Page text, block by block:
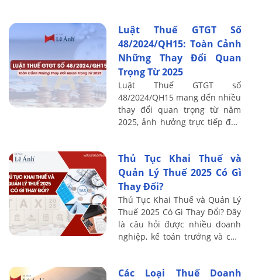
tục cập nhật. Qua ...
Luật Thuế GTGT Số
48/2024/QH15: Toàn Cảnh
Những Thay Đổi Quan
Trọng Từ 2025
Luật Thuế GTGT số
48/2024/QH15 mang đến nhiều
thay đổi quan trọng từ năm
2025, ảnh hưởng trực tiếp đến
tích toàn cảnh, ...
Thủ Tục Khai Thuế và
Quản Lý Thuế 2025 Có Gì
Thay Đổi?
Thủ Tục Khai Thuế và Quản Lý
Thuế 2025 Có Gì Thay Đổi? Đây
là câu hỏi được nhiều doanh
nghiệp, kế toán trưởng và chủ
những ...
Các Loại Thuế Doanh